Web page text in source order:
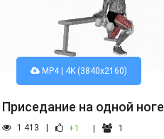
MP4 | 4K (3840x2160)
Приседание на одной ноге
1 413 +1
1